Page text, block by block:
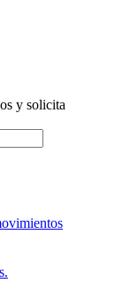
y solicita